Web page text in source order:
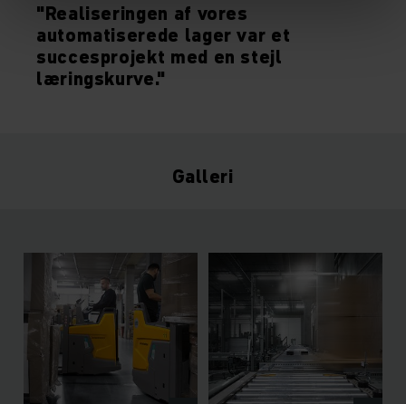
"Realiseringen af vores
automatiserede lager var et
succesprojekt med en stejl
læringskurve."
Galleri